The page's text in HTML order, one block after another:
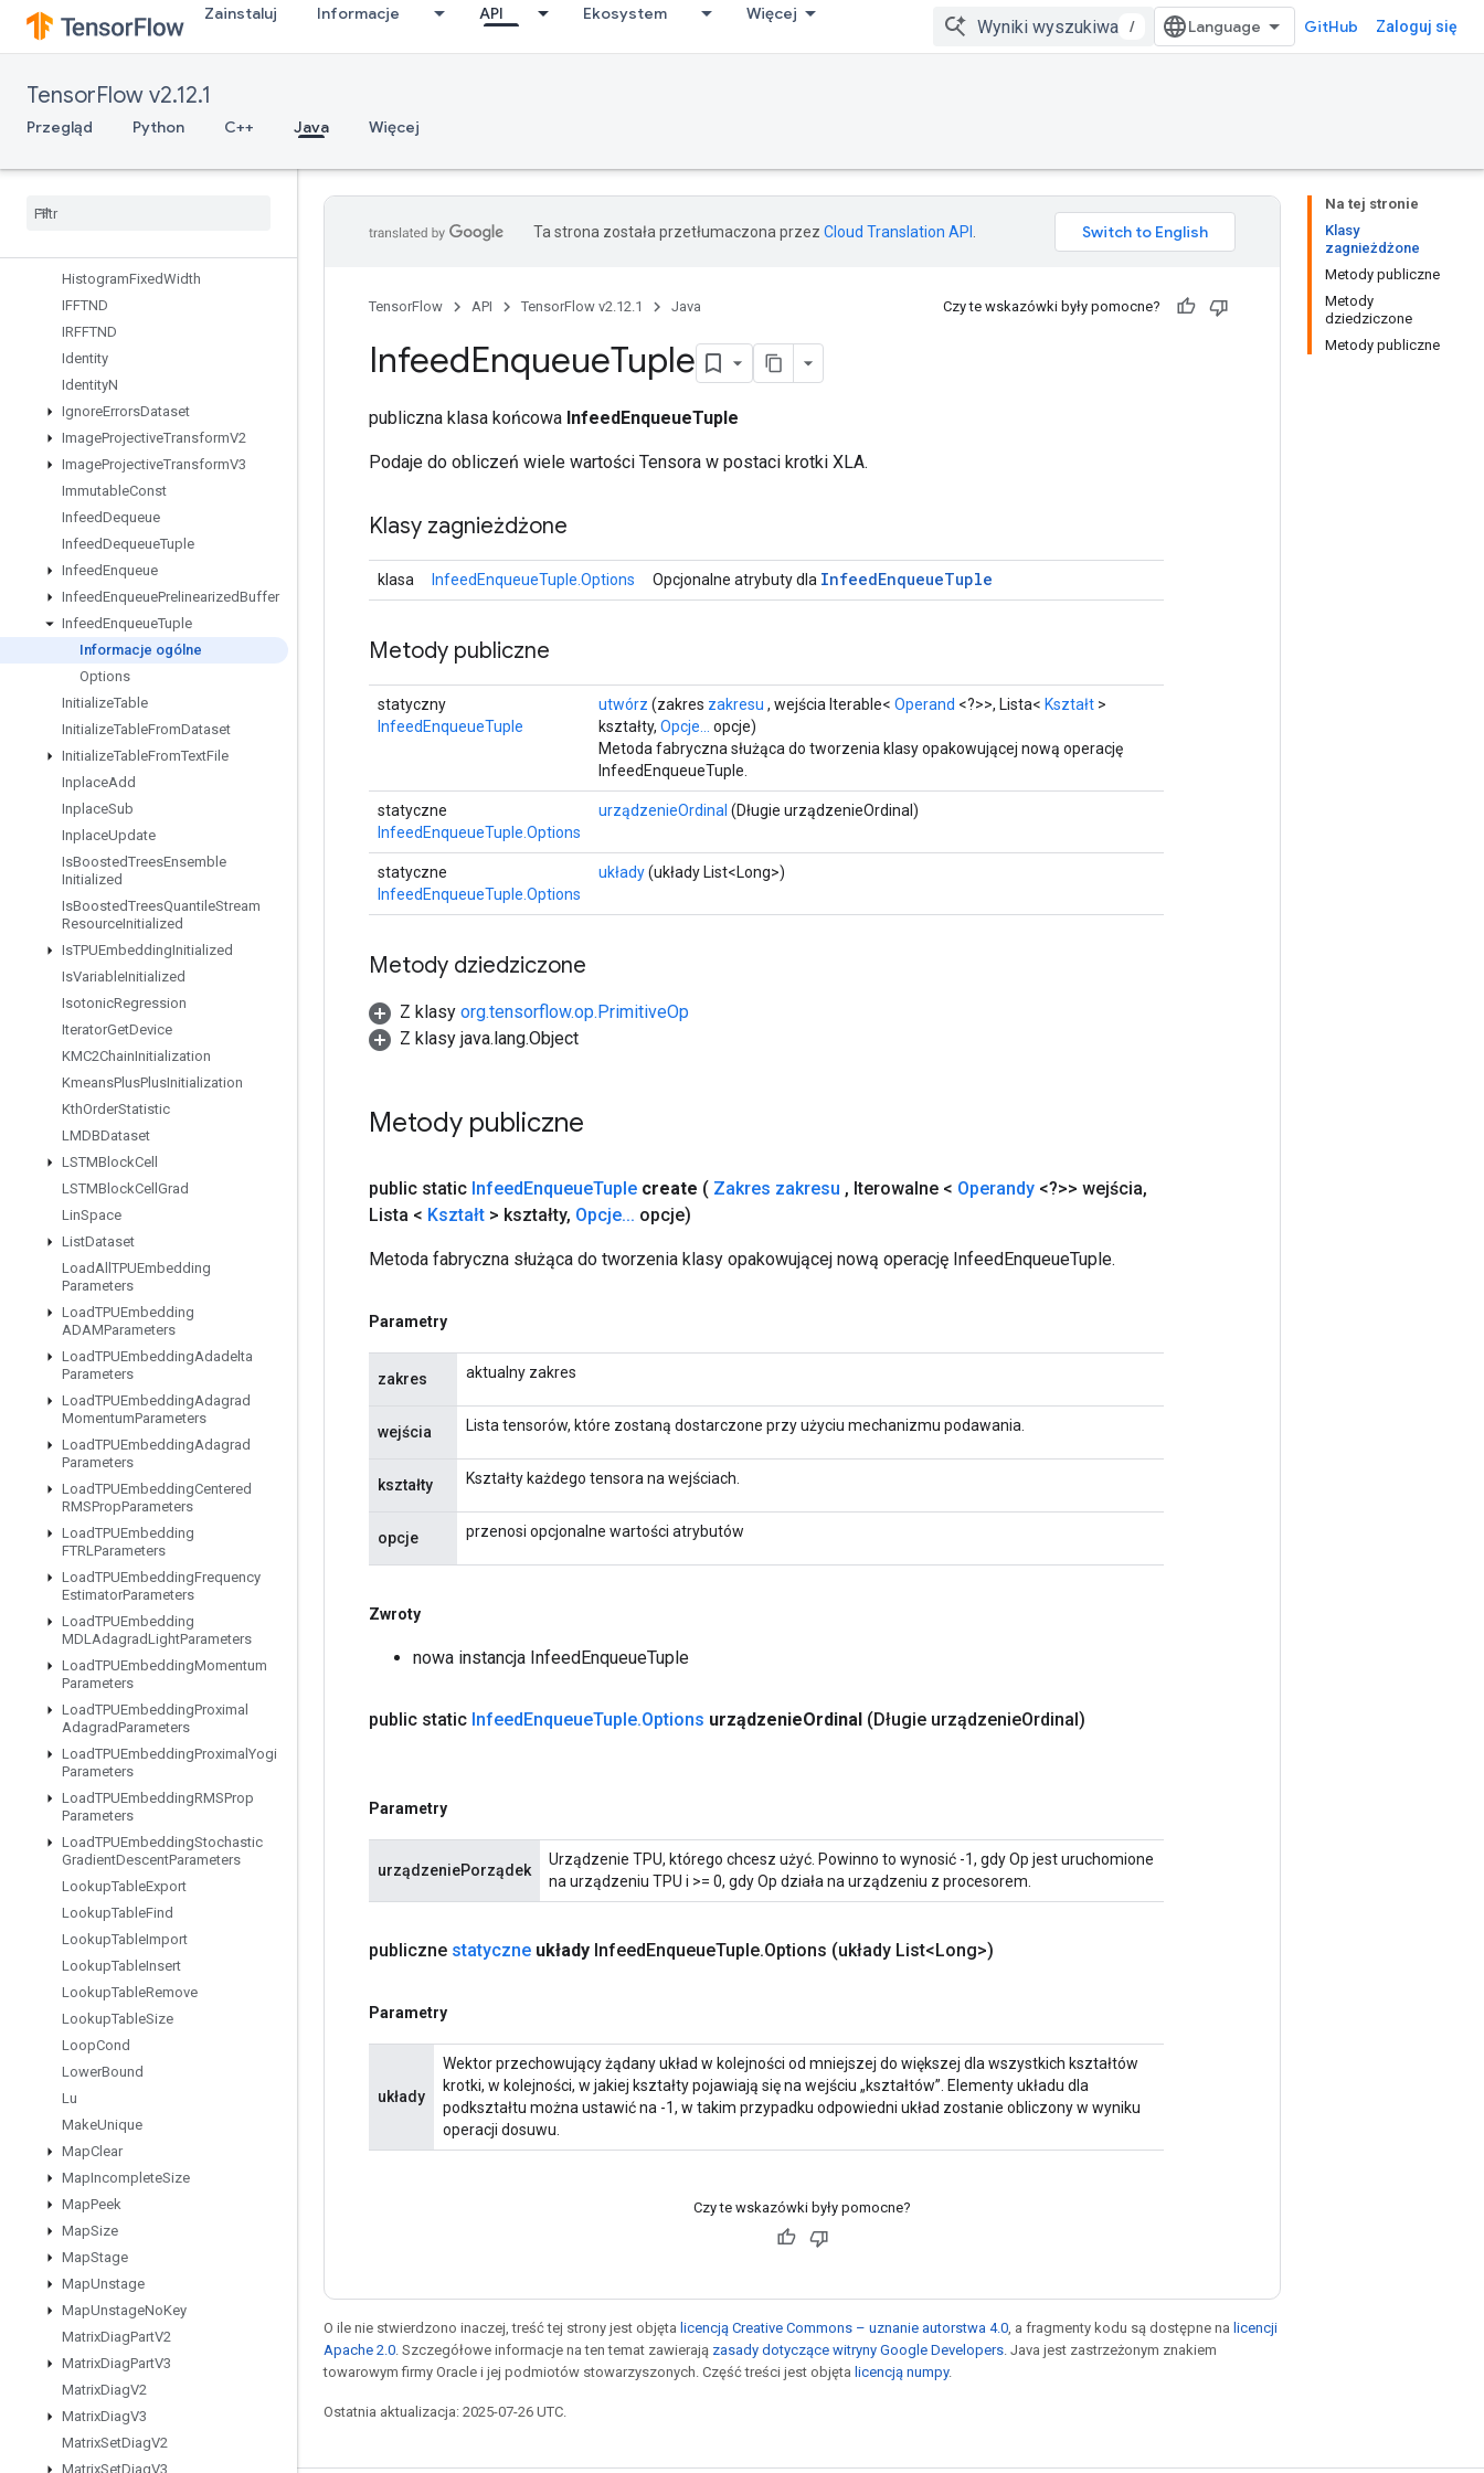
Zainstaluj Informacje API Ekosystem Więcej
/ GitHub Zaloguj się
TensorFlow v2.12.1
Przegląd Python C++ Java Więcej
Gather
GatherNd
GetElementAtIndex
GetOptions
GetSessionTensor
HistogramFixedWidth
IFFTND
IRFFTND
Identity
IdentityN
IgnoreErrorsDataset
ImageProjectiveTransformV2
ImageProjectiveTransformV3
ImmutableConst
InfeedDequeue
InfeedDequeueTuple
InfeedEnqueue
InfeedEnqueuePrelinearizedBuffer
InfeedEnqueueTuple
Informacje ogólne
Options
InitializeTable
InitializeTableFromDataset
InitializeTableFromTextFile
InplaceAdd
InplaceSub
InplaceUpdate
IsBoostedTreesEnsemble
Initialized
IsBoostedTreesQuantileStream
ResourceInitialized
IsTPUEmbeddingInitialized
IsVariableInitialized
IsotonicRegression
IteratorGetDevice
KMC2ChainInitialization
KmeansPlusPlusInitialization
KthOrderStatistic
LMDBDataset
LSTMBlockCell
LSTMBlockCell Grad
LinSpace
ListDataset
LoadAll TPUEmbedding
Parameters
LoadTPUEmbedding
ADAMParameters
LoadTPUEmbeddingAdadelta
Parameters
LoadTPUEmbeddingAdagrad
MomentumParameters
LoadTPUEmbeddingAdagrad
Parameters
LoadTPUEmbeddingCentered
RMSPropParameters
LoadTPUEmbedding
FTRLParameters
LoadTPUEmbeddingFrequency
EstimatorParameters
LoadTPUEmbedding
MDLAdagradLightParameters
LoadTPUEmbeddingMomentum
Parameters
LoadTPUEmbeddingProximal
AdagradParameters
LoadTPUEmbeddingProximal Yogi
Parameters
LoadTPUEmbeddingRMSProp
Parameters
LoadTPUEmbeddingStochastic
GradientDescentParameters
LookupTableExport
LookupTableFind
LookupTableImport
LookupTableInsert
LookupTableRemove
LookupTableSize
LoopCond
LowerBound
Lu
MakeUnique
MapClear
MapIncompleteSize
MapPeek
MapSize
MapStage
MapUnstage
MapUnstageNoKey
MatrixDiagPartV2
MatrixDiagPartV3
MatrixDiagV2
MatrixDiagV3
MatrixSetDiagV2
MatrixSetDiagV3
Na tej stronie
Klasy
zagnieżdżone
Metody publiczne
Metody
dziedziczone
Metody publiczne
Ta strona została przetłumaczona przez Cloud Translation API
TensorFlow API TensorFlow v2.12.1 Java Czy te wskazówki były pomocne?
InfeedEnqueueTuple
publiczna klasa końcowa InfeedEnqueueTuple
Podaje do obliczeń wiele wartości Tensora w postaci krotki XLA.
Klasy zagnieżdżone
klasa InfeedEnqueueTuple.Options Opcjonalne atrybuty dla InfeedEnqueueTuple
Metody publiczne
statyczny
InfeedEnqueueTuple
utwórz (zakres zakresu , wejścia Iterable< Operand <?>>, Lista< Kształt >
kształty, Opcje...
opcje)
Metoda fabryczna służąca do tworzenia klasy opakowującej nową operację
InfeedEnqueueTuple.
statyczne
InfeedEnqueueTuple.Options
urządzenieOrdinal (Długie urządzenieOrdinal)
statyczne
InfeedEnqueueTuple.Options
układy(układy List<Long>)
Metody dziedziczone
Z klasy org.tensorflow.op.PrimitiveOp
Z klasy java.lang.Object
Metody publiczne
public static InfeedEnqueueTuple create ( Zakres zakresu , Iterowalne < Operandy <?>> wejścia,
Lista < Kształt > kształty, Opcje... opcje)
Metoda fabryczna służąca do tworzenia klasy opakowującej nową operację InfeedEnqueueTuple.
Parametry
zakres aktualny zakres
wejścia Lista tensorów, które zostaną dostarczone przy użyciu mechanizmu podawania.
kształty Kształty każdego tensora na wejściach.
opcje przenosi opcjonalne wartości atrybutów
Zwroty
nowa instancja InfeedEnqueueTuple
public static InfeedEnqueueTuple.Options urządzenieOrdinal (Długie urządzenieOrdinal)
Parametry
urządzeniePorządek
Urządzenie TPU, którego chcesz użyć. Powinno to wynosić -1, gdy Op jest uruchomione
na urządzeniu TPU i >= 0, gdy Op działa na urządzeniu z procesorem.
publiczne statyczne układy InfeedEnqueueTuple.Options (układy List<Long>)
Parametry
układy
Wektor przechowujący żądany układ w kolejności od mniejszej do większej dla wszystkich kształtów
krotki, w kolejności, w jakiej kształty pojawiają się na wejściu „kształtów”. Elementy układu dla
podkształtu można ustawić na -1, w takim przypadku odpowiedni układ zostanie obliczony w wyniku
operacji dosuwu.
Czy te wskazówki były pomocne?
O ile nie stwierdzono inaczej, treść tej strony jest objęta licencją Creative Commons – uznanie autorstwa 4.0 , a fragmenty kodu są dostępne na licencji
Apache 2.0 . Szczegółowe informacje na ten temat zawierają zasady dotyczące witryny Google Developers . Java jest zastrzeżonym znakiem
towarowym firmy Oracle i jej podmiotów stowarzyszonych. Część treści jest objęta licencją numpy.
Ostatnia aktualizacja: 2025-07-26 UTC.